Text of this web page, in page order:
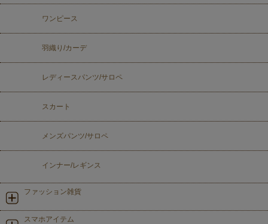
ワンピース
羽織り/カーデ
レディースパンツ/サロペ
スカート
メンズパンツ/サロペ
インナー/レギンス
ファッション雑貨
スマホアイテム